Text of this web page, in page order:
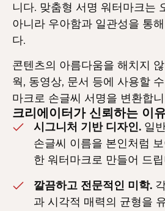
니다. 맞춤형 서명 워터마크는
아니라 우아함과 일관성을 통
다.
콘텐츠의 아름다움을 해치지
웍, 동영상, 문서 등에 사용할
마크로 손글씨 서명을 변환합
크리에이터가 신뢰하는 이
시그니처 기반 디자인. 일
손글씨 이름을 본인처럼
한 워터마크로 만들어 드
깔끔하고 전문적인 미학.
과 시각적 매력의 균형을